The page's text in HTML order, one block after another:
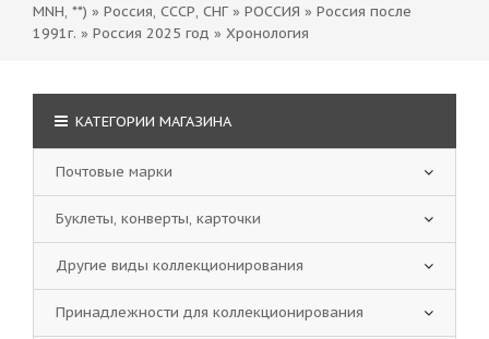
MNH, **) » Россия, СССР, СНГ » РОССИЯ » Россия после
1991г. » Россия 2025 год » Хронология
КАТЕГОРИИ МАГАЗИНА
Почтовые марки
Буклеты, конверты, карточки
Другие виды коллекционирования
Принадлежности для коллекционирования